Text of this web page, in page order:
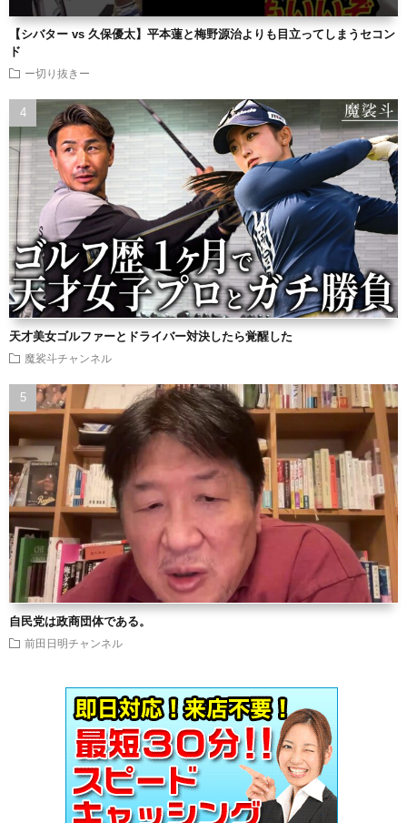
【シバター vs 久保優太】平本蓮と梅野源治よりも目立ってしまうセコン
ド
ー切り抜きー
天才美女ゴルファーとドライバー対決したら覚醒した
魔裟斗チャンネル
自民党は政商団体である。
前田日明チャンネル